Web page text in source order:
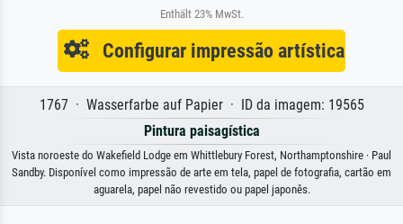
Enthält 23% MwSt.
Configurar impressão artística
1767 · Wasserfarbe auf Papier · ID da imagem: 19565
Pintura paisagística
Vista noroeste do Wakefield Lodge em Whittlebury Forest, Northamptonshire · Paul
Sandby. Disponível como impressão de arte em tela, papel de fotografia, cartão em
aguarela, papel não revestido ou papel japonês.